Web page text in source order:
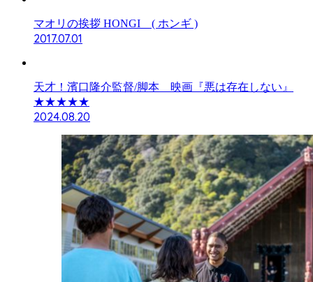
マオリの挨拶 HONGI ( ホンギ )
2017.07.01
天才！濱口隆介監督/脚本 映画『悪は存在しない』
★★★★★
2024.08.20